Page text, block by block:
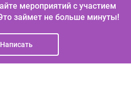
мероприятий с участием
займет не больше минуты!
Написать